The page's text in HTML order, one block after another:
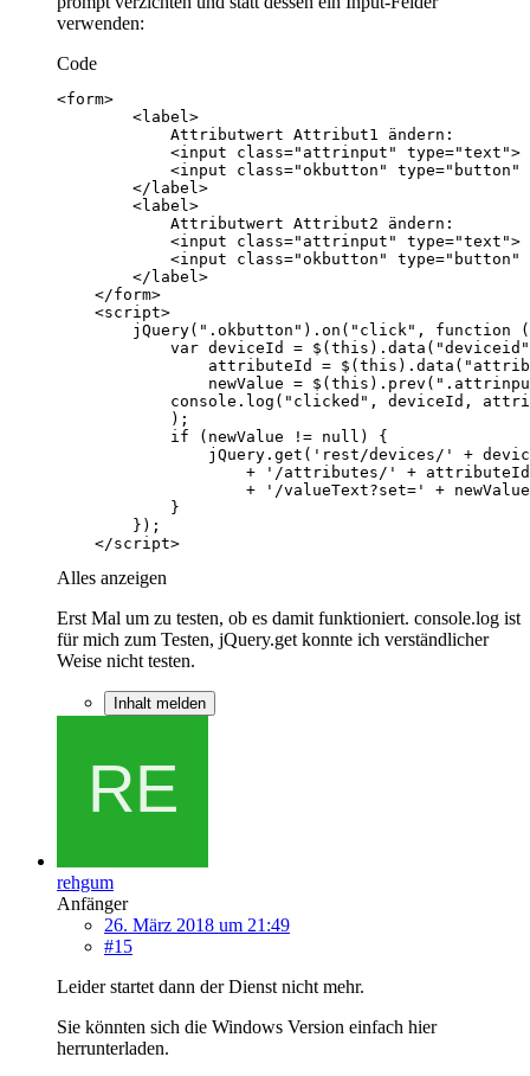
verwenden:
Code
    </script>
Alles anzeigen
Erst Mal um zu testen, ob es damit funktioniert. console.log ist
für mich zum Testen, jQuery.get konnte ich verständlicher
Weise nicht testen.
Inhalt melden
rehgum
Anfänger
26. März 2018 um 21:49
#15
Leider startet dann der Dienst nicht mehr.
Sie könnten sich die Windows Version einfach hier
herrunterladen.